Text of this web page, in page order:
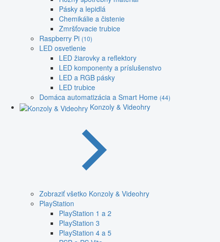
Pásky a lepidlá
Chemikálie a čistenie
Zmršťovacie trubice
Raspberry Pi (10)
LED osvetlenie
LED žiarovky a reflektory
LED komponenty a príslušenstvo
LED a RGB pásky
LED trubice
Domáca automatizácia a Smart Home (44)
Konzoly & Videohry
Zobraziť všetko Konzoly & Videohry
PlayStation
PlayStation 1 a 2
PlayStation 3
PlayStation 4 a 5